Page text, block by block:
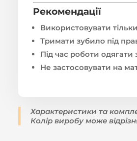
Рекомендації
Використовувати
Тримати зубило під
Під час роботи одягати
Не застосовувати на
Характеристики та
Колір виробу може